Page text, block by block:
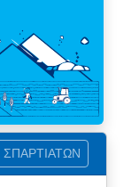
ΣΠΑΡΤΙΑΤΩΝ